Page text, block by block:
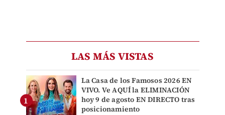
LAS MÁS VISTAS
La Casa de los Famosos 2026 EN
VIVO. Ve AQUÍ la ELIMINACIÓN
hoy 9 de agosto EN DIRECTO tras
posicionamiento